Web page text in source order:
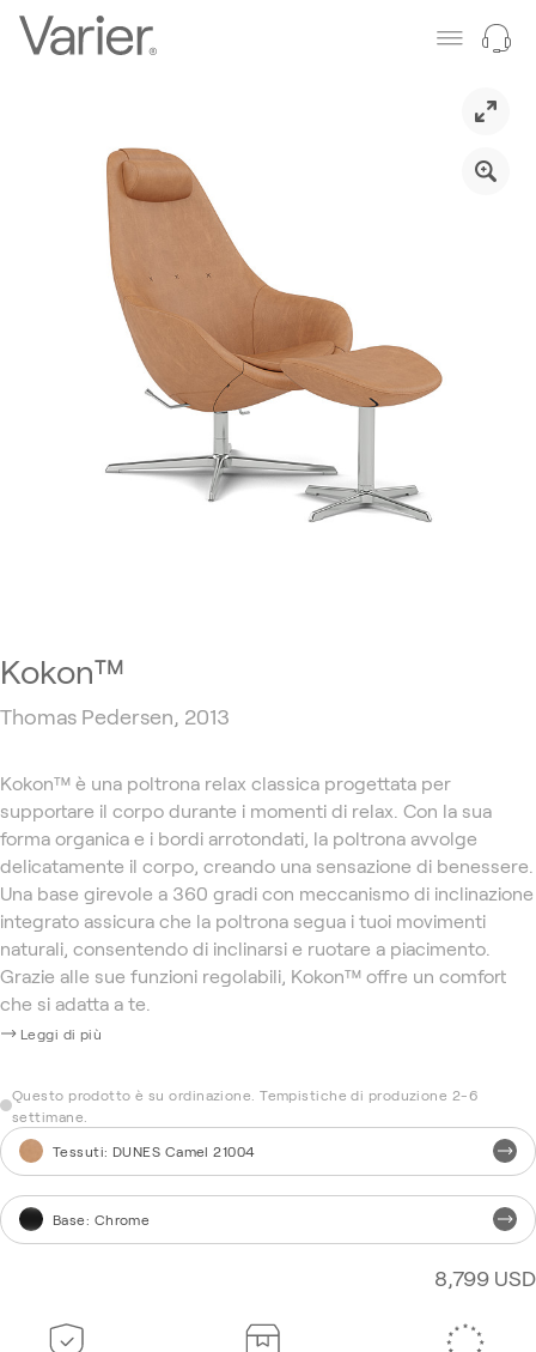
Kokon™
Thomas Pedersen, 2013
Kokon™ è una poltrona relax classica progettata per
supportare il corpo durante i momenti di relax. Con la sua
forma organica e i bordi arrotondati, la poltrona avvolge
delicatamente il corpo, creando una sensazione di benessere.
Una base girevole a 360 gradi con meccanismo di inclinazione
integrato assicura che la poltrona segua i tuoi movimenti
naturali, consentendo di inclinarsi e ruotare a piacimento.
Grazie alle sue funzioni regolabili, Kokon™ offre un comfort
che si adatta a te.
Leggi di più
Questo prodotto è su ordinazione. Tempistiche di produzione 2-6
settimane.
Tessuti: DUNES Camel 21004
Base: Chrome
8,799 USD